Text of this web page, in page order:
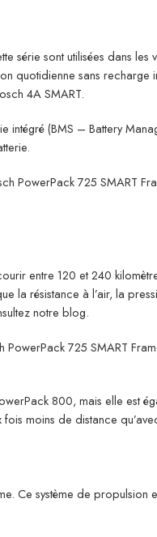
série sont utilisées dans les
quotidienne sans recharge
4A SMART.
(BMS – Battery
725 SMART
entre 120 et 240
la résistance à l’air, la
notre blog.
PowerPack 725 SMART
800, mais elle est
moins de distance
Ce système de